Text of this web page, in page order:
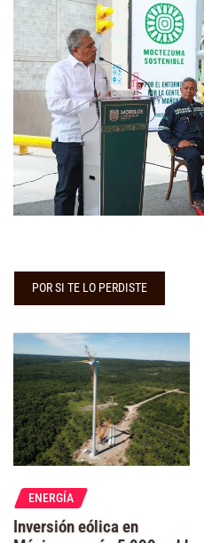
POR SI TE LO PERDISTE
ENERGÍA
Inversión eólica en